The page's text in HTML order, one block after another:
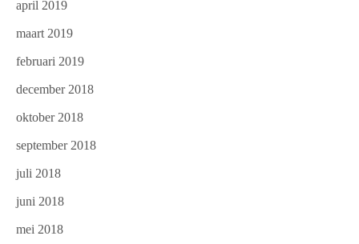
april 2019
maart 2019
februari 2019
december 2018
oktober 2018
september 2018
juli 2018
juni 2018
mei 2018